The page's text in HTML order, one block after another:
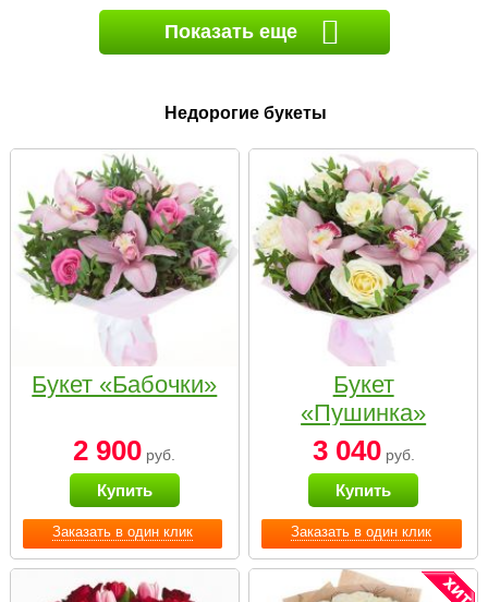
Показать еще
Недорогие букеты
Заказать в один клик
Букет «Бабочки»
2 900 руб.
Купить
Заказать в один клик
Букет
«Пушинка»
3 040руб.
Купить